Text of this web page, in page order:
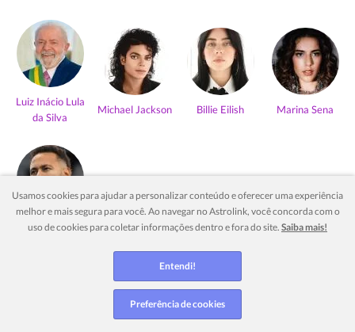
Luiz Inácio Lula
da Silva
Michael Jackson Billie Eilish Marina Sena
Neymar Jr
Ver mais
Usamos cookies para ajudar a personalizar conteúdo e oferecer uma experiência
melhor e mais segura para você. Ao navegar no Astrolink, você concorda com o
uso de cookies para coletar informações dentro e fora do site. Saiba mais!
Entendi!
Preferência de cookies